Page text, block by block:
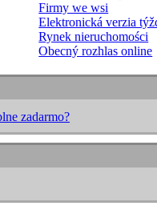
Firmy we wsi
Elektronická verzia
Rynek nieruchomości
Obecný rozhlas online